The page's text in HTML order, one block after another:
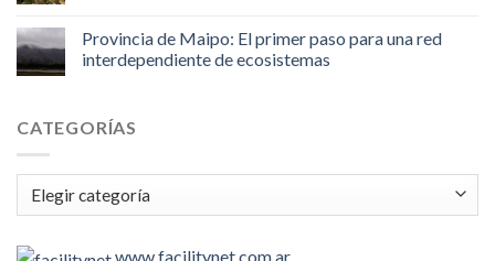
Provincia de Maipo: El primer paso para una red
interdependiente de ecosistemas
CATEGORÍAS
Categorías
www.facilitynet.com.ar